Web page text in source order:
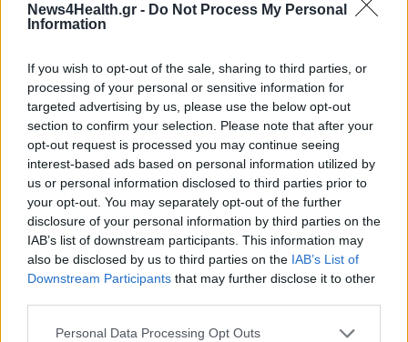
News4Health.gr - Do Not Process My Personal
Information
If you wish to opt-out of the sale, sharing to third parties, or
processing of your personal or sensitive information for
targeted advertising by us, please use the below opt-out
section to confirm your selection. Please note that after your
opt-out request is processed you may continue seeing
interest-based ads based on personal information utilized by
us or personal information disclosed to third parties prior to
your opt-out. You may separately opt-out of the further
disclosure of your personal information by third parties on the
IAB’s list of downstream participants. This information may
also be disclosed by us to third parties on the IAB’s List of
Downstream Participants that may further disclose it to other
Personal Data Processing Opt Outs
Πως η κυτισινικλίνη βοηθάει 7 στους 10 καπνιστές
να το... κόψουν - Ο ρόλος της ψυχολογικής
υποστήριξης